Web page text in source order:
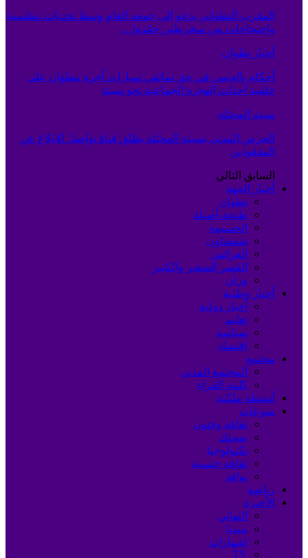
المغرب التطواني يدعو إلى جمعه العام وسط تحديات تنظيمية
واحتجاجات من منخرطين جمّدوا…
أخبار تطوان
أحكام بالحبس في حق سائقي سيارات أجرة بتطوان على
خلفية أحداث الهجرة الجماعية نحو سبتة
سبته المحتلة
الحرس المدني بسبتة المحتلة يطلق قناة تواصل للإبلاغ عن
المفقودين
السابق التالي
أخبار الجهة
تطوان
طنجة-أصيلة
الحسيمة
شفشاون
العرائش
القصر الصغير والكبير
وزان
أخبار وطنية
أخبار دولية
تعليم
سياسة
اقتصاد
مجتمع
المجتمع المدني
كلمة القراء
أنشطة ملكية
منوعات
ثقافة وفنون
صحتك
تكنولوجيا
ثقافة جنسية
نوافذ
رياضة
الأخيرة
التهاني
ميديا
إشهارات
TV